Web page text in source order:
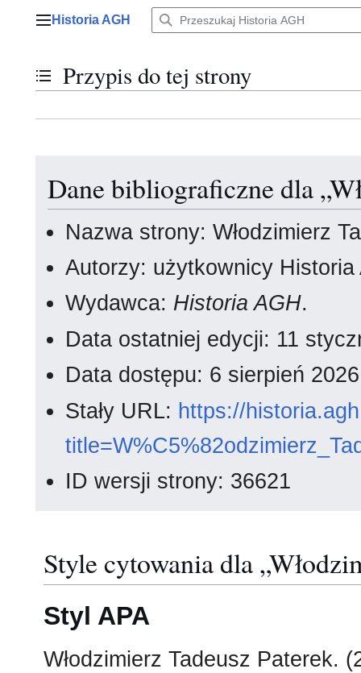
Menu główne
Historia AGH
Przełącz stan spisu treści
Przypis do tej strony
Dane bibliograficzne dla
Nazwa strony: Włodzimierz
Autorzy: użytkownicy Historia
Wydawca: Historia AGH.
Data ostatniej edycji: 11
Data dostępu: 6 sierpień
Stały URL: https://
ID wersji strony: 36621
Style cytowania dla
Styl APA
Włodzimierz Tadeusz Paterek.